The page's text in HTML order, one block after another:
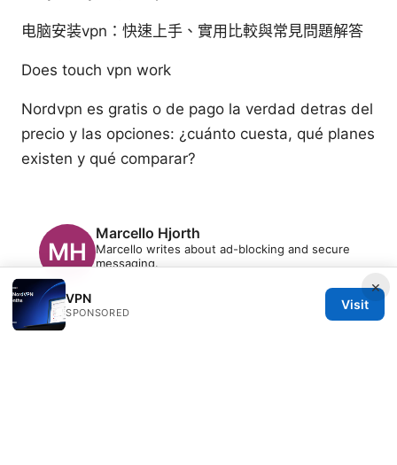
电脑安装vpn：快速上手、實用比較與常見問題解答
Does touch vpn work
Nordvpn es gratis o de pago la verdad detras del
precio y las opciones: ¿cuánto cuesta, qué planes
existen y qué comparar?
Marcello Hjorth
Marcello writes about ad-blocking and secure
messaging.
×
VPN
SPONSORED
Visit